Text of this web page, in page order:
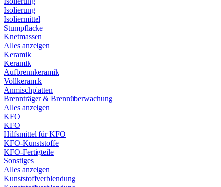
Isolierung
Isoliermittel
Stumpflacke
Knetmassen
Alles anzeigen
Keramik
Keramik
Aufbrennkeramik
Vollkeramik
Anmischplatten
Brennträger & Brennüberwachung
Alles anzeigen
KFO
KFO
Hilfsmittel für KFO
KFO-Kunststoffe
KFO-Fertigteile
Sonstiges
Alles anzeigen
Kunststoffverblendung